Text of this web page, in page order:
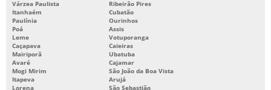
SERVIÇO DE INJEÇÃO DE PEÇAS PLÁSTICAS
SERVIÇO DE INJEÇÃO DE TERMOPLÁSTICOS
SERVIÇOS DE FERRAMENTÁRIA
TORNEIRA PARA LAVATÓRIO DE BANHEIRO QUÍMICO
USINAGEM DE MOLDES PARA INJEÇÃO
Várzea Paulista
Ribeirão Pires
Itanhaém
Cubatão
Paulínia
Ourinhos
Poá
Assis
Leme
Votuporanga
Caçapava
Caieiras
Mairiporã
Ubatuba
Avaré
Cajamar
Mogi Mirim
São João da Boa Vista
Itapeva
Arujá
Lorena
São Sebastião